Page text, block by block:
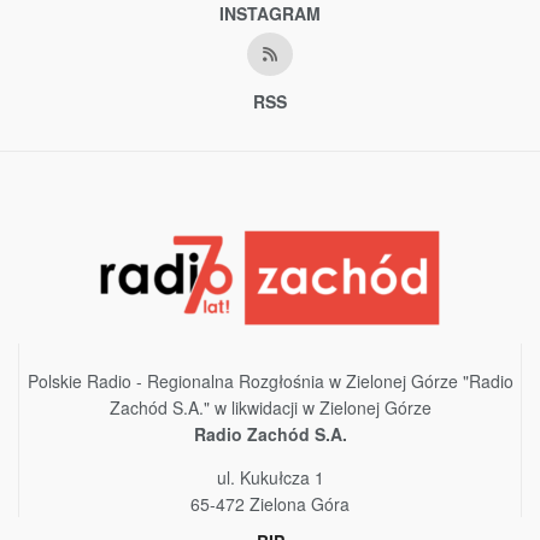
INSTAGRAM
RSS
Polskie Radio - Regionalna Rozgłośnia w Zielonej Górze "Radio
Zachód S.A." w likwidacji w Zielonej Górze
Radio Zachód S.A.
ul. Kukułcza 1
65-472 Zielona Góra